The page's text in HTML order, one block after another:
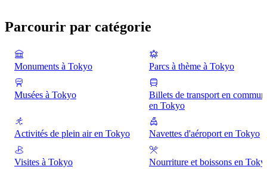
Parcourir par catégorie
Monuments à Tokyo Parcs à thème à Tokyo
Musées à Tokyo
Billets de transport en commun
en Tokyo
Activités de plein air en Tokyo Navettes d'aéroport en Tokyo
Visites à Tokyo Nourriture et boissons en